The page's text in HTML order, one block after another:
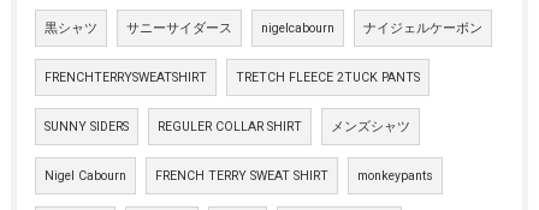
黒シャツ サニーサイダース nigelcabourn ナイジェルケーボン
FRENCHTERRYSWEATSHIRT TRETCH FLEECE 2TUCK PANTS
SUNNY SIDERS REGULER COLLAR SHIRT メンズシャツ
Nigel Cabourn FRENCH TERRY SWEAT SHIRT monkeypants